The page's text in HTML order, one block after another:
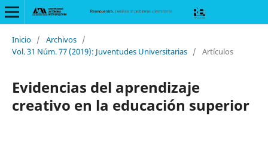
Inicio / Archivos /
Vol. 31 Núm. 77 (2019): Juventudes Universitarias / Artículos
Evidencias del aprendizaje
creativo en la educación superior